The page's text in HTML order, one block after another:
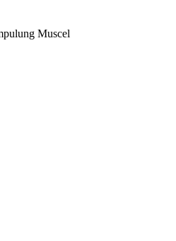
Muscel